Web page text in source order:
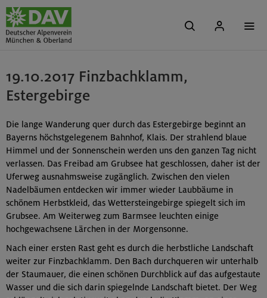
19.10.2017 Finzbachklamm,
Estergebirge
Die lange Wanderung quer durch das Estergebirge beginnt an
Bayerns höchstgelegenem Bahnhof, Klais. Der strahlend blaue
Himmel und der Sonnenschein werden uns den ganzen Tag nicht
verlassen. Das Freibad am Grubsee hat geschlossen, daher ist der
Uferweg ausnahmsweise zugänglich. Zwischen den vielen
Nadelbäumen entdecken wir immer wieder Laubbäume in
schönem Herbstkleid, das Wettersteingebirge spiegelt sich im
Grubsee. Am Weiterweg zum Barmsee leuchten einige
hochgewachsene Lärchen in der Morgensonne.
Nach einer ersten Rast geht es durch die herbstliche Landschaft
weiter zur Finzbachklamm. Den Bach durchqueren wir unterhalb
der Staumauer, die einen schönen Durchblick auf das aufgestaute
Wasser und die sich darin spiegelnde Landschaft bietet. Der Weg